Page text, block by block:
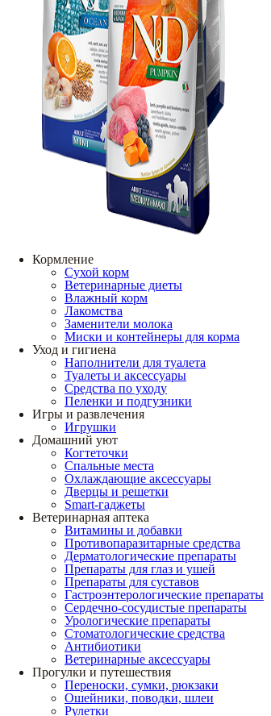
Кормление
Сухой корм
Ветеринарные диеты
Влажный корм
Лакомства
Заменители молока
Миски и контейнеры для корма
Уход и гигиена
Наполнители для туалета
Туалеты и аксессуары
Средства по уходу
Пеленки и подгузники
Игры и развлечения
Игрушки
Домашний уют
Когтеточки
Спальные места
Охлаждающие аксессуары
Дверцы и решетки
Smart-гаджеты
Ветеринарная аптека
Витамины и добавки
Противопаразитарные средства
Дерматологические препараты
Препараты для глаз и ушей
Препараты для суставов
Гастроэнтерологические препараты
Сердечно-сосудистые препараты
Урологические препараты
Стоматологические средства
Антибиотики
Ветеринарные аксессуары
Прогулки и путешествия
Переноски, сумки, рюкзаки
Ошейники, поводки, шлеи
Рулетки